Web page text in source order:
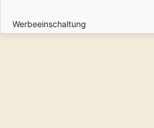
Werbeeinschaltung